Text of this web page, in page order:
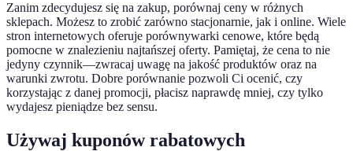
Zanim zdecydujesz się na zakup, porównaj ceny w różnych
sklepach. Możesz to zrobić zarówno stacjonarnie, jak i online. Wiele
stron internetowych oferuje porównywarki cenowe, które będą
pomocne w znalezieniu najtańszej oferty. Pamiętaj, że cena to nie
jedyny czynnik—zwracaj uwagę na jakość produktów oraz na
warunki zwrotu. Dobre porównanie pozwoli Ci ocenić, czy
korzystając z danej promocji, płacisz naprawdę mniej, czy tylko
wydajesz pieniądze bez sensu.
Używaj kuponów rabatowych